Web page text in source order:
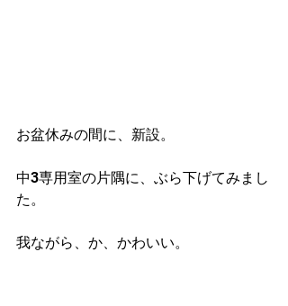
お盆休みの間に、新設。
中3専用室の片隅に、ぶら下げてみまし
た。
我ながら、か、かわいい。